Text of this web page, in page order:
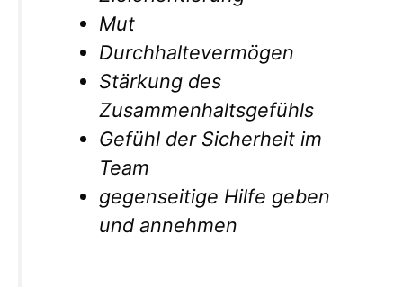
Mut
Durchhaltevermögen
Stärkung des
Zusammenhaltsgefühls
Gefühl der Sicherheit im
Team
gegenseitige Hilfe geben
und annehmen